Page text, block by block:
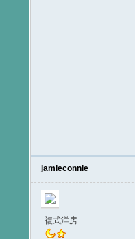
jamieconnie
複式洋房